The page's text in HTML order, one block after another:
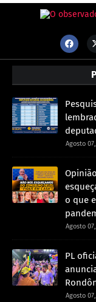
Agosto
o que
Agosto
PL
Agosto